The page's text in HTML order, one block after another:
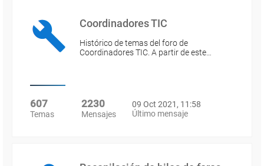
Coordinadores TIC
Histórico de temas del foro de
Coordinadores TIC. A partir de este…
607
Temas
2230
Mensajes
09 Oct 2021, 11:58
Último mensaje